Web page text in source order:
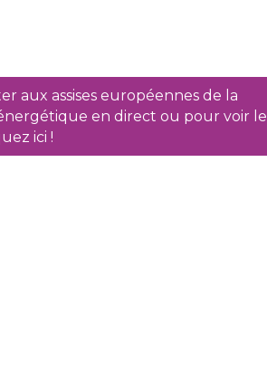
aux assises européennes de la
en direct ou pour voir le
ici !